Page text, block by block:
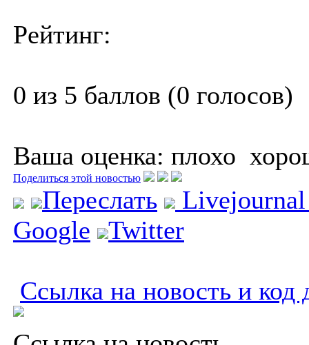
Рейтинг:
0 из 5 баллов (0 голосов)
Ваша оценка: плохо
Поделиться этой новостью
Переслать
Google
Twitter
Ссылка на новость и код